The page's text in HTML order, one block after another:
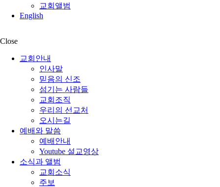
교회앨범
English
Close
교회안내
인사말
믿음의 신조
섬기는 사람들
교회조직
우리의 선교처
오시는길
예배와 말씀
예배안내
Youtube 설교영상
소식과 앨범
교회소식
주보